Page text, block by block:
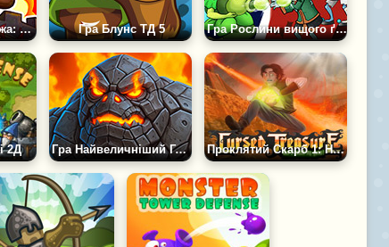
Гра Штормова Вежа: Піксельна Війна Гра Блунс ТД 5 Гра Рослини вищого ґатунку ТД
2Д Гра Найвеличніший Герой: Винищувач Ворогів Проклятий Скарб 1: Не чіпай Моє каміння